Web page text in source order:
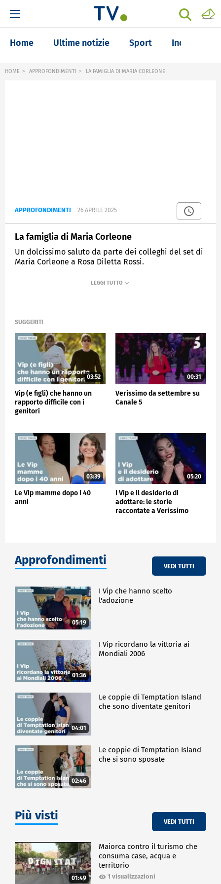
Home Ultime notizie Sport Inchieste
HOME APPROFONDIMENTI LA FAMIGLIA DI MARIA CORLEONE
APPROFONDIMENTI 26 APRILE 2025
La famiglia di Maria Corleone
Un dolcissimo saluto da parte dei colleghi del set di
Maria Corleone a Rosa Diletta Rossi.
VERISSIMO
SUGGERITI
03:52
Vip (e figli) che hanno un
rapporto difficile con i
genitori
00:31
Verissimo da settembre su
Canale 5
03:39
Le Vip mamme dopo i 40
anni
05:20
I Vip e il desiderio di
adottare: le storie
raccontate a Verissimo
Approfondimenti VEDI TUTTI
05:19
I Vip che hanno scelto
l'adozione
01:36
I Vip ricordano la vittoria ai
Mondiali 2006
04:01
Le coppie di Temptation Island
che sono diventate genitori
02:46
Le coppie di Temptation Island
che si sono sposate
Più visti VEDI TUTTI
01:49
Maiorca contro il turismo che
consuma case, acqua e
territorio
1 visualizzazioni